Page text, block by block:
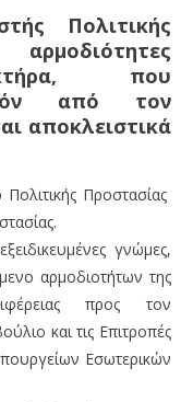
Πολιτικής
που
από τον
αποκλειστικά
Προστασίας
γνώμες,
αρμοδιοτήτων της
προς τον
και τις Επιτροπές
Εσωτερικών